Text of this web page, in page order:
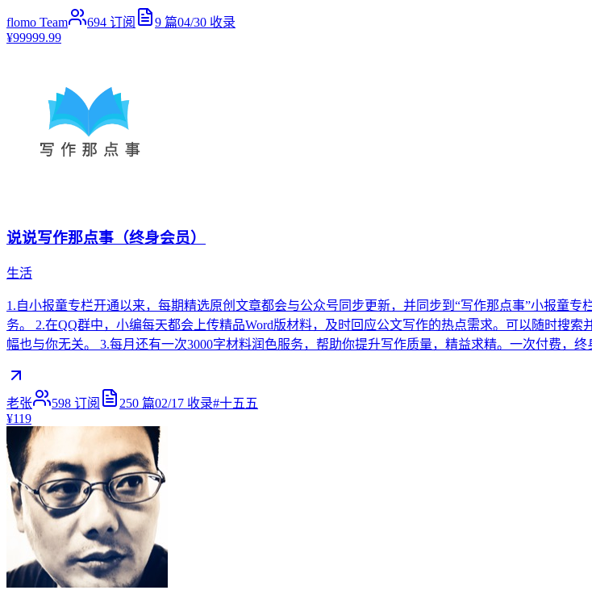
flomo Team 694 订阅 9 篇04/30 收录
¥99999.99
说说写作那点事（终身会员）
生活
1.自小报童专栏开通以来，每期精选原创文章都会与公众号同步更新，并同步到“写作那点事”小报童
务。 2.在QQ群中，小编每天都会上传精品Word版材料，及时回应公文写作的热点需求。可以随时搜
幅也与你无关。 3.每月还有一次3000字材料润色服务，帮助你提升写作质量，精益求精。一次付费，
老张 598 订阅 250 篇02/17 收录#十五五
¥119